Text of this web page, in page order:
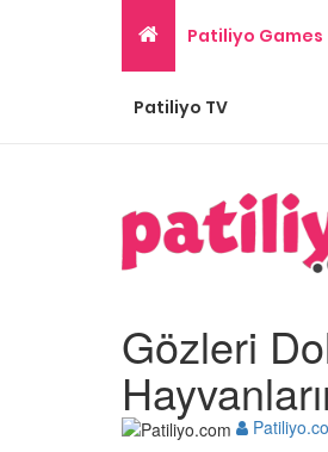
Patiliyo Games
Patiliyo TV
Gözleri